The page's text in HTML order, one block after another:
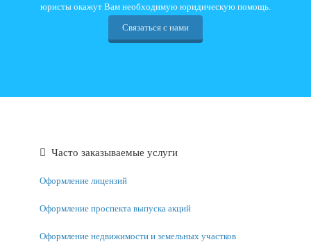
юристы окажут Вам необходимую юридическую помощь.
Связаться с нами
Часто заказываемые услуги
Оформление лицензий
Оформление проспекта выпуска акций
Оформление недвижимости и земельных участков